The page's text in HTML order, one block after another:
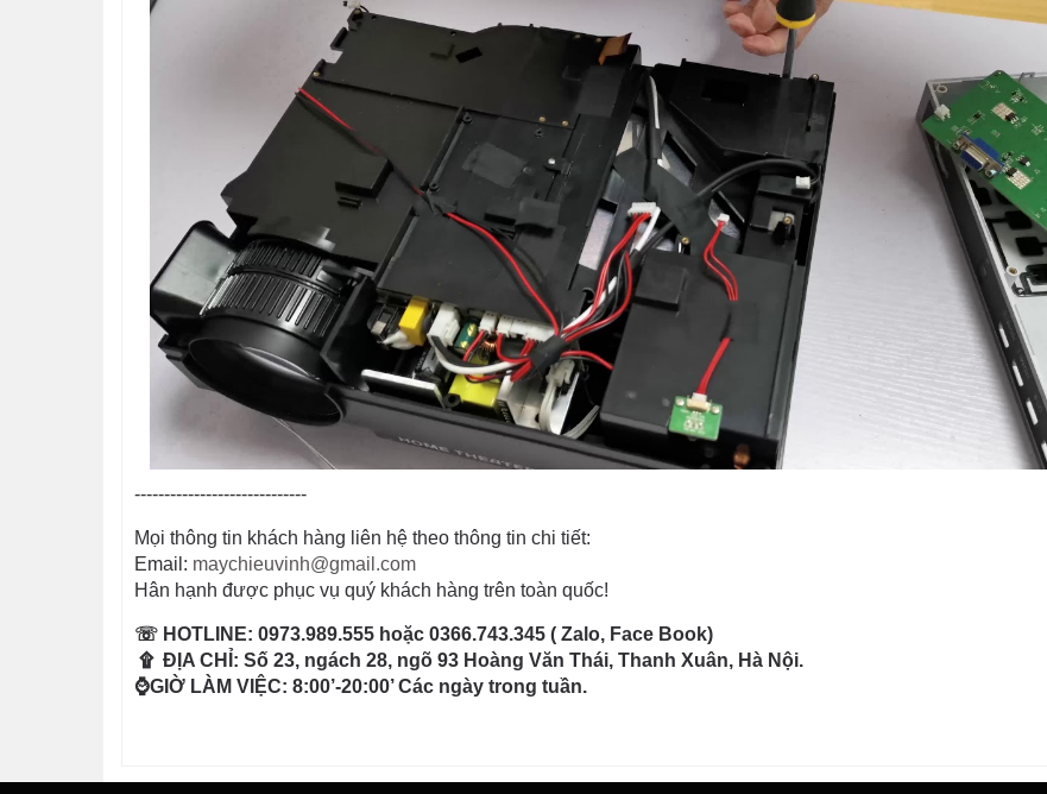
-----------------------------
Mọi thông tin khách hàng liên hệ theo thông tin chi tiết:
Email: maychieuvinh@gmail.com
Hân hạnh được phục vụ quý khách hàng trên toàn quốc!
☏ HOTLINE: 0973.989.555 hoặc 0366.743.345 ( Zalo, Face Book)
۩ ĐỊA CHỈ: Số 23, ngách 28, ngõ 93 Hoàng Văn Thái, Thanh Xuân, Hà Nội.
⌚GIỜ LÀM VIỆC: 8:00’-20:00’ Các ngày trong tuần.